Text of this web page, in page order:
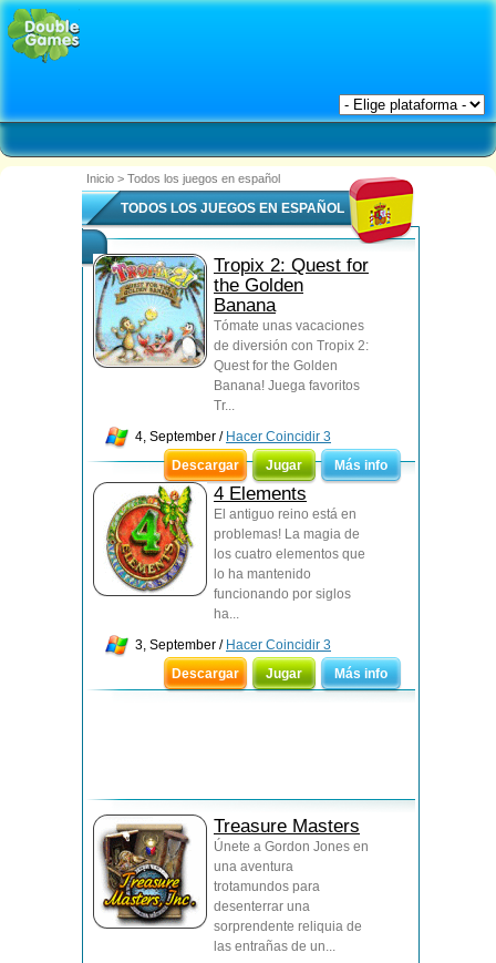
Inicio > Todos los juegos en español
TODOS LOS JUEGOS EN ESPAÑOL
Tropix 2: Quest for
the Golden
Banana
Tómate unas vacaciones
de diversión con Tropix 2:
Quest for the Golden
Banana! Juega favoritos
Tr...
4, September / Hacer Coincidir 3
Descargar
Jugar Más info
4 Elements
El antiguo reino está en
problemas! La magia de
los cuatro elementos que
lo ha mantenido
funcionando por siglos
ha...
3, September / Hacer Coincidir 3
Descargar
Jugar Más info
Treasure Masters
Únete a Gordon Jones en
una aventura
trotamundos para
desenterrar una
sorprendente reliquia de
las entrañas de un...